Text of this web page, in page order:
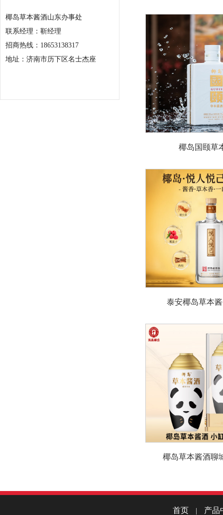
椰岛草本酱酒山东办事处
联系经理：靳经理
招商热线：18653138317
地址：济南市历下区名士杰座
椰岛国颐草
泰安椰岛草本
椰岛草本酱酒聊
首页 产品